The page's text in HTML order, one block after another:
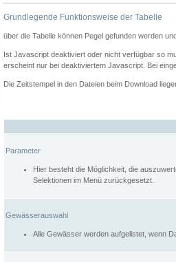
Grundlegende Funktionsweise der Tabelle
über die Tabelle können Pegel gefunden werden
Ist Javascript deaktiviert oder nicht verfügbar so
erscheint nur bei deaktiviertem Javascript. Bei
Die Zeitstempel in den Dateien beim Download
Parameter
Hier besteht die Möglichkeit, die
Selektionen im Menü zurückgesetzt.
Gewässerauswahl
Alle Gewässer werden aufgelistet, wenn